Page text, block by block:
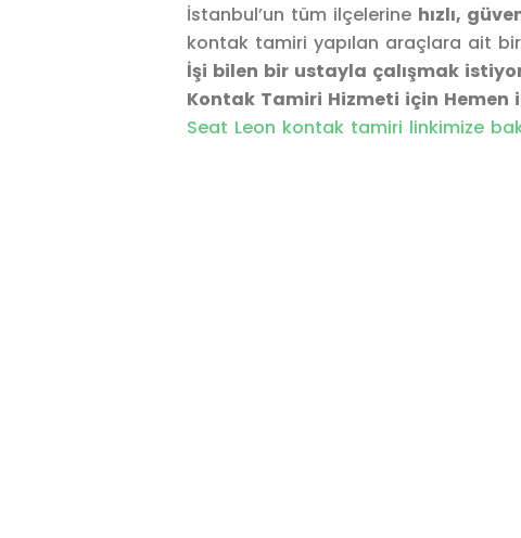
İstanbul’un tüm ilçelerine hızlı,
kontak tamiri yapılan araçlara ait
İşi bilen bir ustayla çalışmak
Kontak Tamiri Hizmeti için Hemen
Seat Leon kontak tamiri linkimize